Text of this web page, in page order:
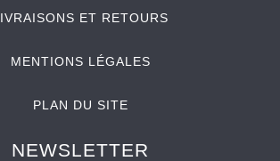
ET RETOURS
MENTIONS LÉGALES
PLAN DU SITE
NEWSLETTER